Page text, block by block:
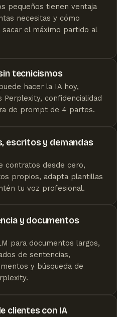
pequeños tienen ventaja
necesitas y cómo
el máximo partido al
tecnicismos
hacer la IA hoy,
Perplexity, confidencialidad
de prompt de 4 partes.
escritos y demandas
contratos desde cero,
propios, adapta plantillas
tu voz profesional.
y documentos
para documentos largos,
de sentencias,
y búsqueda de
clientes con IA